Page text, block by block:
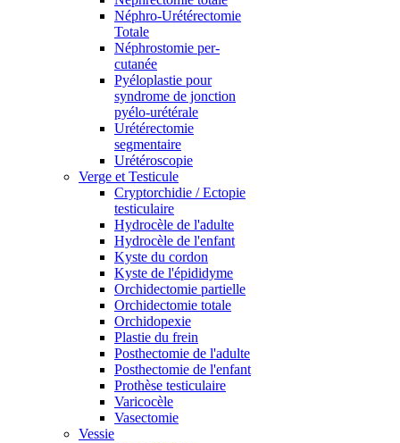
Néphro-Urétérectomie
Totale
Néphrostomie per-
cutanée
Pyéloplastie pour
syndrome de jonction
pyélo-urétérale
Urétérectomie
segmentaire
Urétéroscopie
Verge et Testicule
Cryptorchidie / Ectopie
testiculaire
Hydrocèle de l'adulte
Hydrocèle de l'enfant
Kyste du cordon
Kyste de l'épididyme
Orchidectomie partielle
Orchidectomie totale
Orchidopexie
Plastie du frein
Posthectomie de l'adulte
Posthectomie de l'enfant
Prothèse testiculaire
Varicocèle
Vasectomie
Vessie